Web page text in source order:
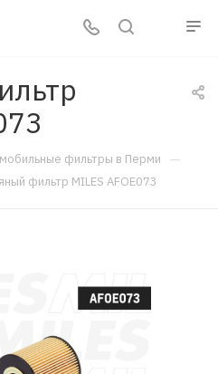
фильтры в Перми —
фильтр MILES AFOE073